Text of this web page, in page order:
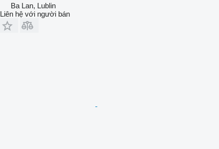
Ba Lan, Lublin
Liên hệ với người bán